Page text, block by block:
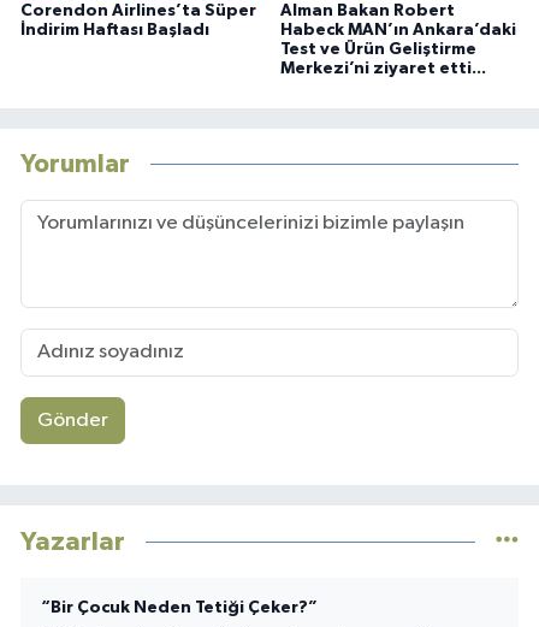
Corendon Airlines’ta Süper
İndirim Haftası Başladı
Alman Bakan Robert
Habeck MAN’ın Ankara’daki
Test ve Ürün Geliştirme
Merkezi’ni ziyaret etti...
Yorumlar
Gönder
Yazarlar
“Bir Çocuk Neden Tetiği Çeker?”